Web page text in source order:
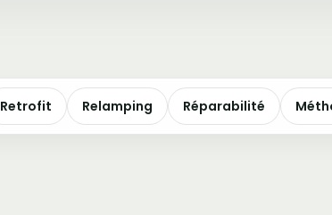
Retrofit Relamping Réparabilité